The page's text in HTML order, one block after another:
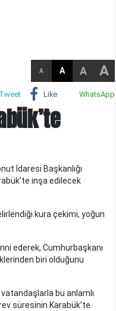
A A A A
Tweet Like WhatsApp
İdaresi Başkanlığı
inşa edilecek
kura çekimi, yoğun
ederek, Cumhurbaşkanı
biri olduğunu
bu anlamlı
süresinin Karabük’te
Askerlik Şubesinde
bir ilç..